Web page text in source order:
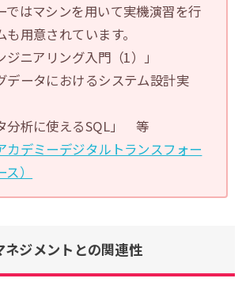
ではマシンを用いて実機演習を行
用意されています。
ニアリング入門（1）」
ータにおけるシステム設計実
析に使えるSQL」 等
カデミーデジタルトランスフォー
）
ネジメントとの関連性